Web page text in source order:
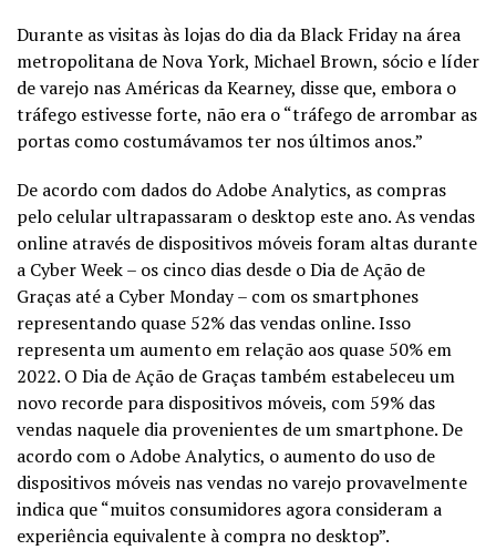
Durante as visitas às lojas do dia da Black Friday na área
metropolitana de Nova York, Michael Brown, sócio e líder
de varejo nas Américas da Kearney, disse que, embora o
tráfego estivesse forte, não era o “tráfego de arrombar as
portas como costumávamos ter nos últimos anos.”
De acordo com dados do Adobe Analytics, as compras
pelo celular ultrapassaram o desktop este ano. As vendas
online através de dispositivos móveis foram altas durante
a Cyber ​​Week – os cinco dias desde o Dia de Ação de
Graças até a Cyber ​​Monday – com os smartphones
representando quase 52% das vendas online. Isso
representa um aumento em relação aos quase 50% em
2022. O Dia de Ação de Graças também estabeleceu um
novo recorde para dispositivos móveis, com 59% das
vendas naquele dia provenientes de um smartphone. De
acordo com o Adobe Analytics, o aumento do uso de
dispositivos móveis nas vendas no varejo provavelmente
indica que “muitos consumidores agora consideram a
experiência equivalente à compra no desktop”.